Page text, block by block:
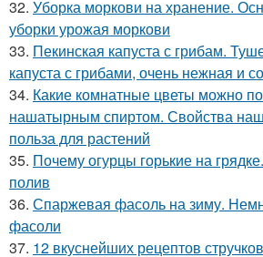
32. Уборка моркови на хранение.
уборки урожая моркови
33. Пекинская капуста с грибам.
капуста с грибами, очень нежная и
34. Какие комнатные цветы можно
нашатырным спиртом. Свойства
польза для растений
35. Почему огурцы горькие на
полив
36. Спаржевая фасоль на зиму.
фасоли
37. 12 вкуснейших рецептов